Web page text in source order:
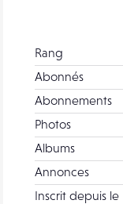
Rang
Abonnés
Abonnements
Photos
Albums
Annonces
Inscrit depuis le